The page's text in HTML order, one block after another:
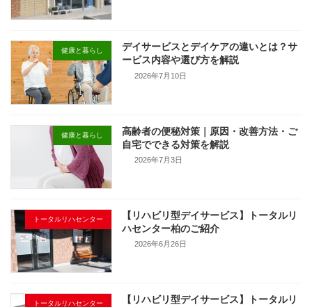
健康と暮らし
デイサービスとデイケアの違いとは？サ
ービス内容や選び方を解説
2026年7月10日
健康と暮らし
高齢者の便秘対策｜原因・改善方法・ご
自宅でできる対策を解説
2026年7月3日
トータルリハセンター
【リハビリ型デイサービス】トータルリ
ハセンター柏のご紹介
2026年6月26日
トータルリハセンター 【リハビリ型デイサービス】トータルリ